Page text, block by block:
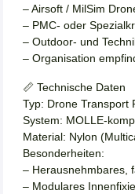
– Airsoft / MilSim
– PMC- oder
– Outdoor- und
– Organisation
📏 Technische Daten
Typ: Drone Transport
System: MOLLE-
Material: Nylon
Besonderheiten:
– Herausnehmbares,
– Modulares